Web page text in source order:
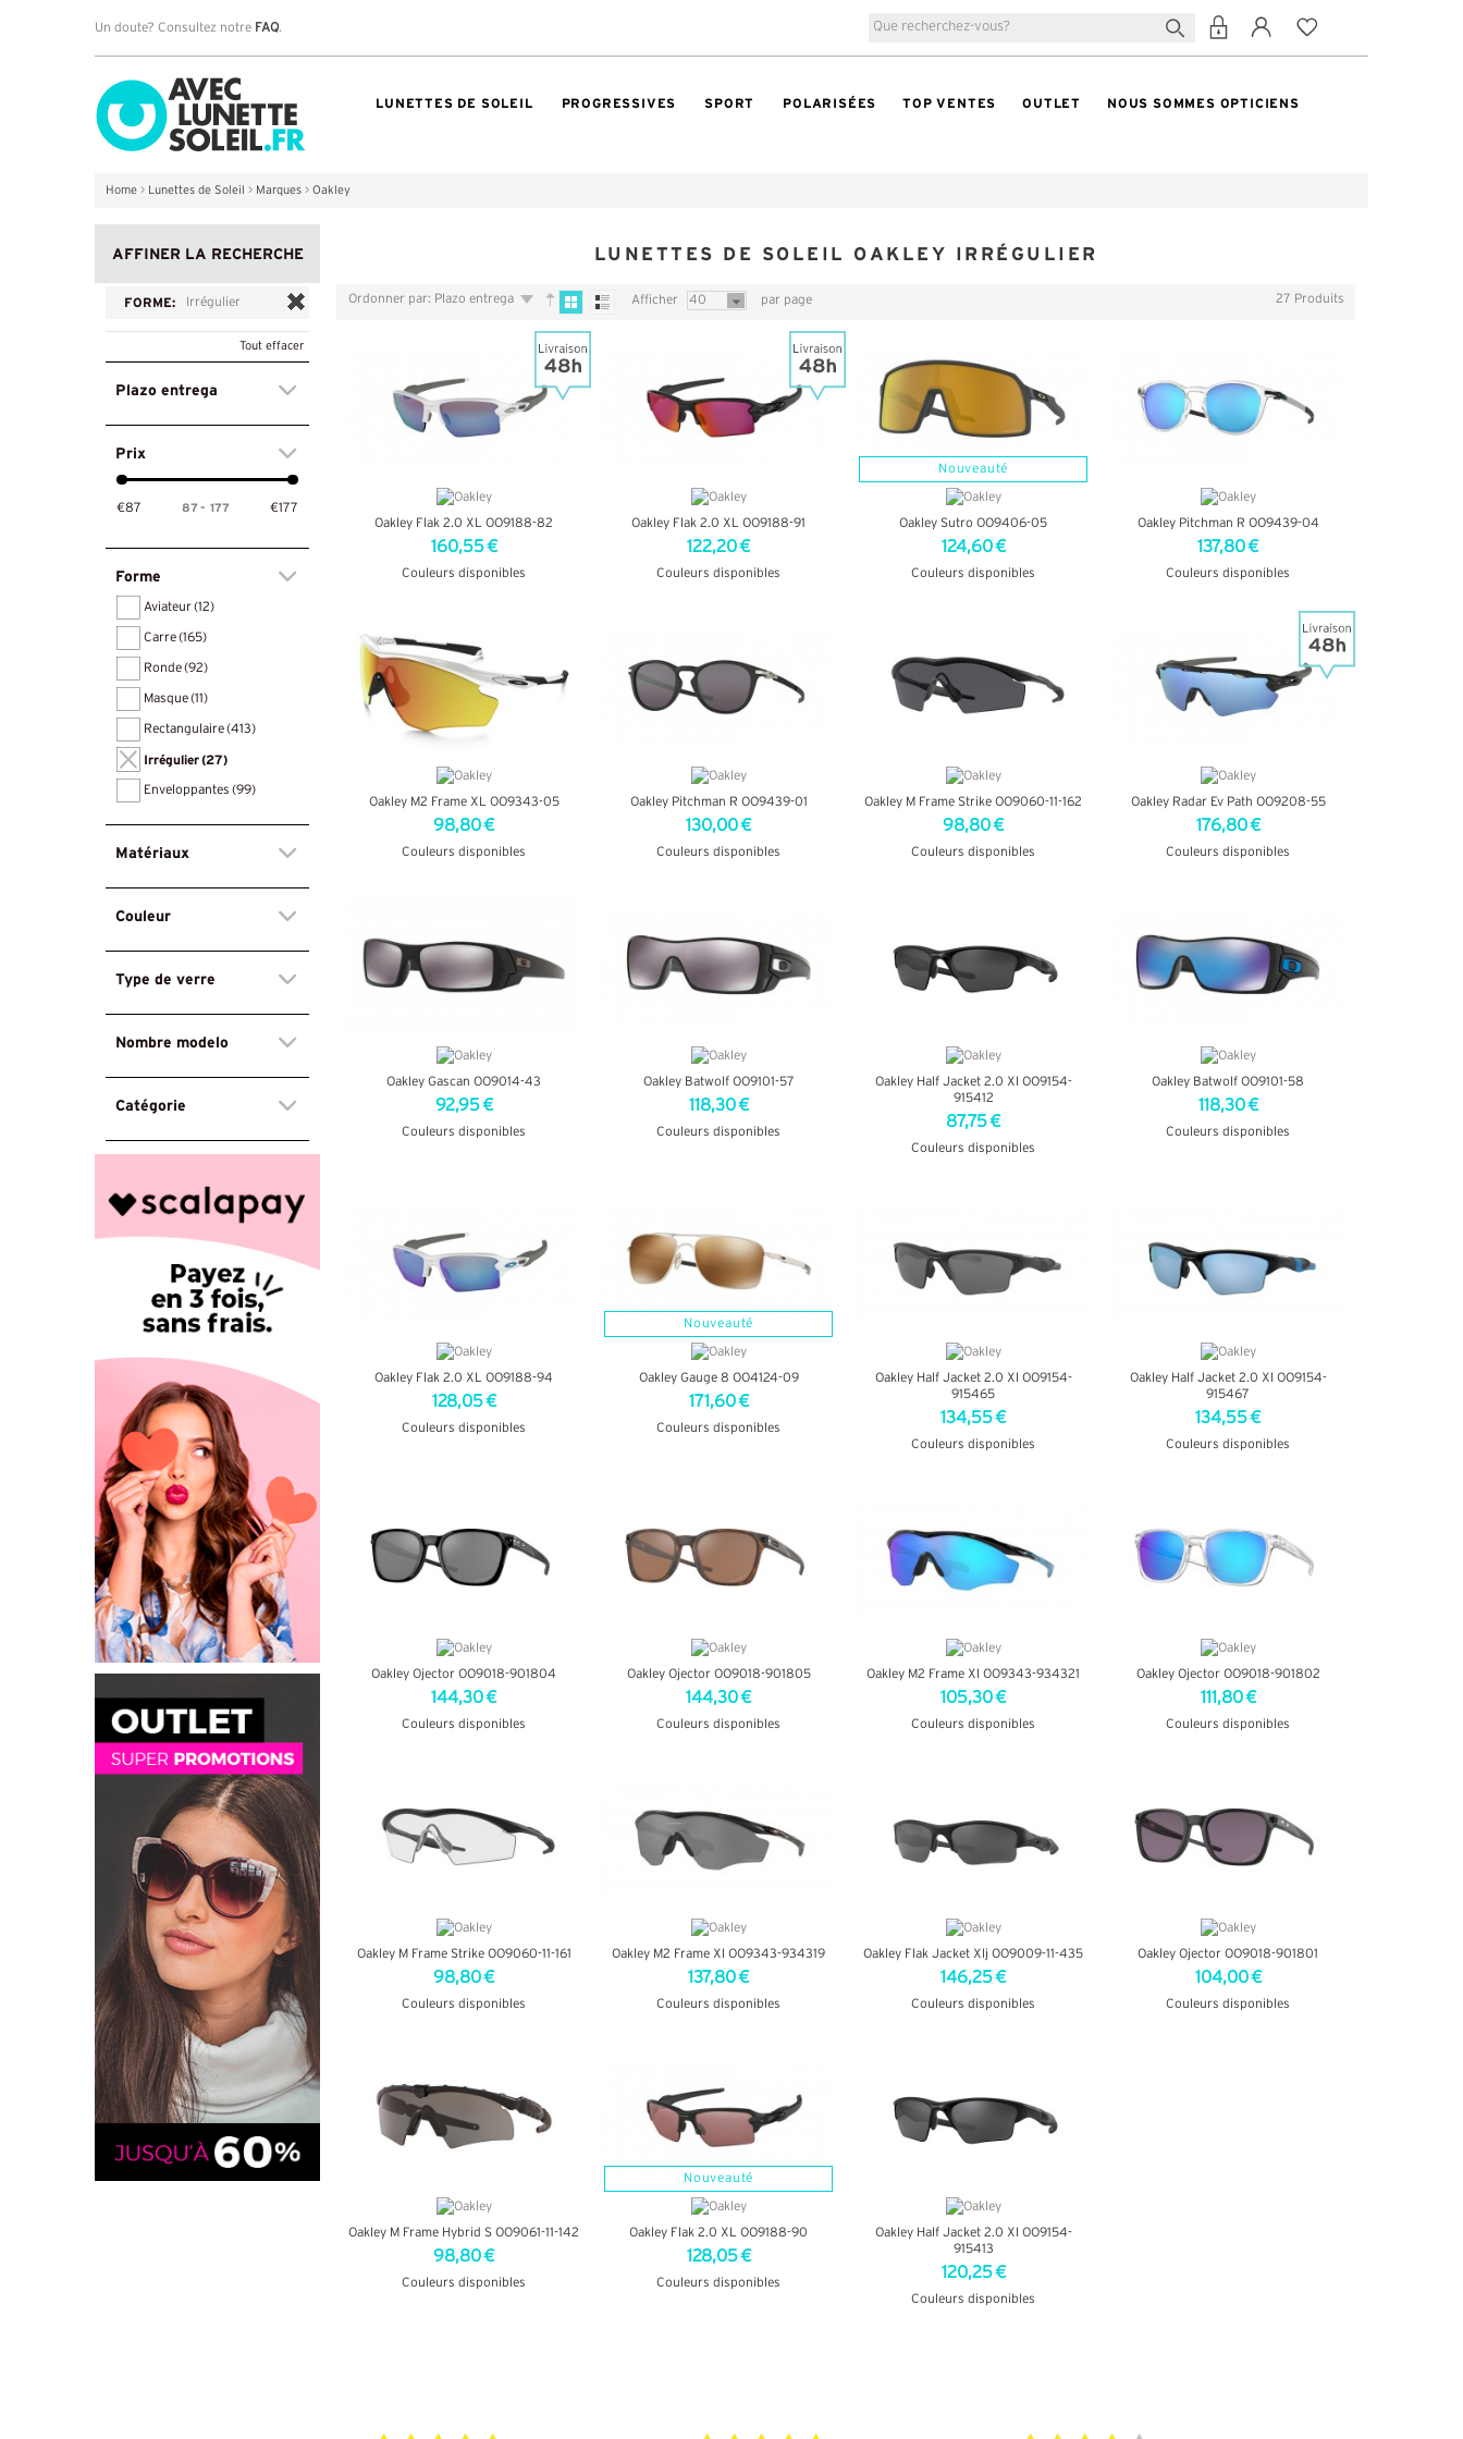
Un doute? Consultez notre FAQ.
LUNETTES DE SOLEIL PROGRESSIVES SPORT POLARISÉES TOP VENTES OUTLET NOUS SOMMES OPTICIENS
Home > Lunettes de Soleil > Marques > Oakley
AFFINER LA RECHERCHE
FORME: Irrégulier
Tout effacer
Plazo entrega
Prix
€87 €177
87 -177
Forme
Aviateur(12)
Carre(165)
Ronde(92)
Masque(11)
Rectangulaire(413)
Irrégulier(27)
Enveloppantes (99)
Matériaux
Couleur
Type de verre
Nombre modelo
Catégorie
LUNETTES DE SOLEIL OAKLEY IRRÉGULIER
Ordonner par: Plazo entrega Afficher 40 par page 27 Produits
Oakley Flak 2.0 XL OO9188-82
160,55 €
Couleurs disponibles
Oakley Flak 2.0 XL OO9188-91
122,20 €
Couleurs disponibles
Nouveauté
Oakley Sutro OO9406-05
124,60 €
Couleurs disponibles
Oakley Pitchman R OO9439-04
137,80 €
Couleurs disponibles
Oakley M2 Frame XL OO9343-05
98,80 €
Couleurs disponibles
Oakley Pitchman R OO9439-01
130,00 €
Couleurs disponibles
Oakley M Frame Strike OO9060-11-162
98,80 €
Couleurs disponibles
Oakley Radar Ev Path OO9208-55
176,80 €
Couleurs disponibles
Oakley Gascan OO9014-43
92,95 €
Couleurs disponibles
Oakley Batwolf OO9101-57
118,30 €
Couleurs disponibles
Oakley Half Jacket 2.0 Xl OO9154-
915412
87,75 €
Couleurs disponibles
Oakley Batwolf OO9101-58
118,30 €
Couleurs disponibles
Oakley Flak 2.0 XL OO9188-94
128,05 €
Couleurs disponibles
Nouveauté
Oakley Gauge 8 OO4124-09
171,60 €
Couleurs disponibles
Oakley Half Jacket 2.0 Xl OO9154-
915465
134,55 €
Couleurs disponibles
Oakley Half Jacket 2.0 Xl OO9154-
915467
134,55 €
Couleurs disponibles
Oakley Ojector OO9018-901804
144,30 €
Couleurs disponibles
Oakley Ojector OO9018-901805
144,30 €
Couleurs disponibles
Oakley M2 Frame Xl OO9343-934321
105,30 €
Couleurs disponibles
Oakley Ojector OO9018-901802
111,80 €
Couleurs disponibles
Oakley M Frame Strike OO9060-11-161
98,80 €
Couleurs disponibles
Oakley M2 Frame Xl OO9343-934319
137,80 €
Couleurs disponibles
Oakley Flak Jacket Xlj OO9009-11-435
146,25 €
Couleurs disponibles
Oakley Ojector OO9018-901801
104,00 €
Couleurs disponibles
Oakley M Frame Hybrid S OO9061-11-142
98,80 €
Couleurs disponibles
Nouveauté
Oakley Flak 2.0 XL OO9188-90
128,05 €
Couleurs disponibles
Oakley Half Jacket 2.0 Xl OO9154-
915413
120,25 €
Couleurs disponibles